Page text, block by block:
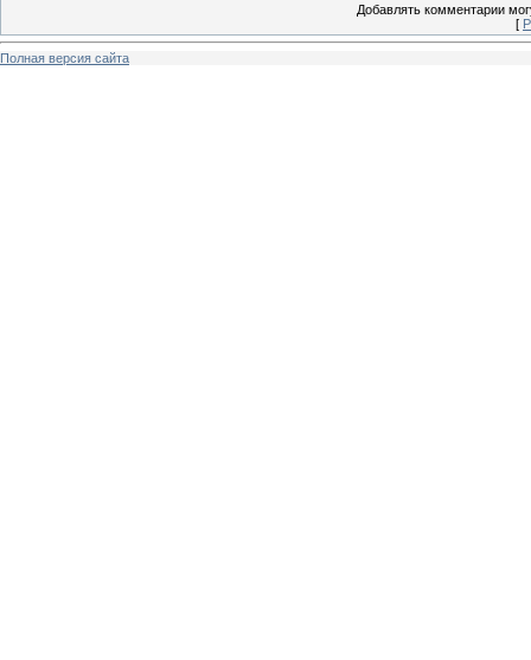
Добавлять комментарии
[
Полная версия сайта